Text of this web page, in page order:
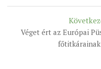
Véget ért az Európai